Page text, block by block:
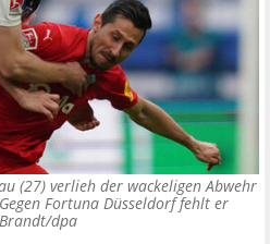
(27) verlieh der wackeligen Abwehr
Fortuna Düsseldorf fehlt er
dpa